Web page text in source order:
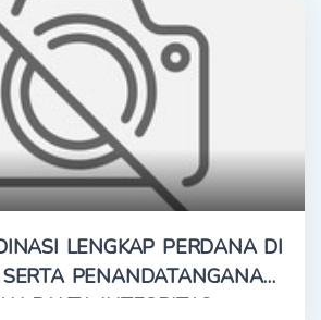
LENGKAP PERDANA DI
PENANDATANGANAN
PAKTA INTEGRITAS